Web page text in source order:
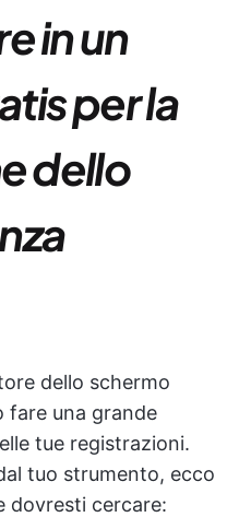
in un
per la
dello
dello schermo
fare una grande
tue registrazioni.
tuo strumento, ecco
dovresti cercare: